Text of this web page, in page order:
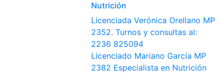
Nutrición
Licenciada Verónica Orellano MP
2352. Turnos y consultas al:
2236 825094
Licenciado Mariano García MP
2382 Especialista en Nutrición